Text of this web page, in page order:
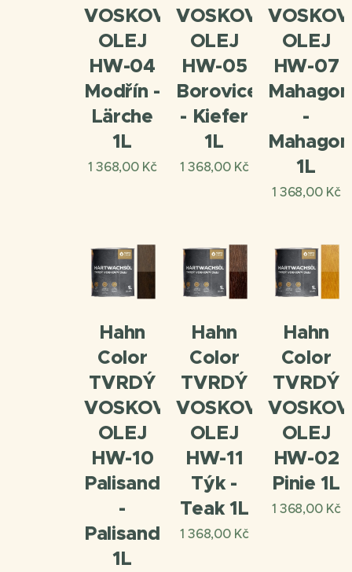
VOSKOVÝ
OLEJ
HW-04
Modřín -
Lärche
1L
1 368,00Kč
VOSKOVÝ
OLEJ
HW-05
Borovice
- Kiefer
1L
1 368,00Kč
OLEJ
HW-07
Mahagon
-
1L
1 368,00Kč
Hahn
Color
TVRDÝ
VOSKOVÝ
OLEJ
HW-10
Palisandr
-
Palisander
1L
Hahn
Color
TVRDÝ
VOSKOVÝ
OLEJ
HW-11
Týk -
Teak 1L
1 368,00Kč
Hahn
Color
TVRDÝ
OLEJ
HW-02
Pinie 1L
1 368,00Kč